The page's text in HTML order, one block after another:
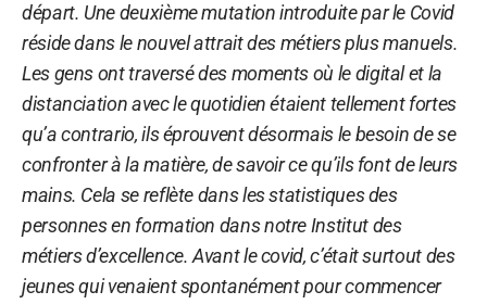
départ. Une deuxième mutation introduite par le Covid
réside dans le nouvel attrait des métiers plus manuels.
Les gens ont traversé des moments où le digital et la
distanciation avec le quotidien étaient tellement fortes
qu’a contrario, ils éprouvent désormais le besoin de se
confronter à la matière, de savoir ce qu’ils font de leurs
mains. Cela se reflète dans les statistiques des
personnes en formation dans notre Institut des
métiers d’excellence. Avant le covid, c’était surtout des
jeunes qui venaient spontanément pour commencer